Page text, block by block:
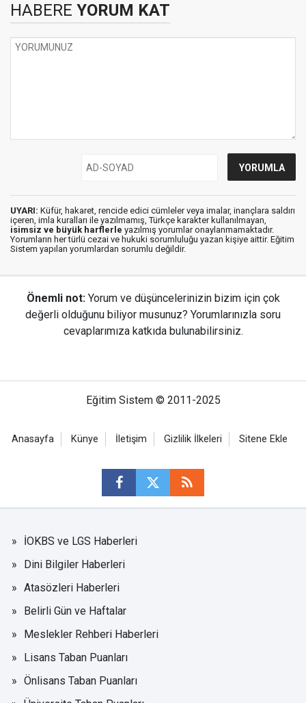
HABERE YORUM KAT
UYARI: Küfür, hakaret, rencide edici cümleler veya imalar, inançlara saldırı
içeren, imla kuralları ile yazılmamış, Türkçe karakter kullanılmayan,
isimsiz ve büyük harflerle yazılmış yorumlar onaylanmamaktadır.
Yorumların her türlü cezai ve hukuki sorumluluğu yazan kişiye aittir. Eğitim
Sistem yapılan yorumlardan sorumlu değildir.
Önemli not: Yorum ve düşüncelerinizin bizim için çok
değerli olduğunu biliyor musunuz? Yorumlarınızla soru
cevaplarımıza katkıda bulunabilirsiniz.
Eğitim Sistem © 2011-2025
Anasayfa Künye İletişim Gizlilik İlkeleri Sitene Ekle
İOKBS ve LGS Haberleri
Dini Bilgiler Haberleri
Atasözleri Haberleri
Belirli Gün ve Haftalar
Meslekler Rehberi Haberleri
Lisans Taban Puanları
Önlisans Taban Puanları